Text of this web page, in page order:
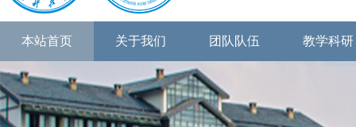
本站首页 关于我们 团队队伍 教学科研